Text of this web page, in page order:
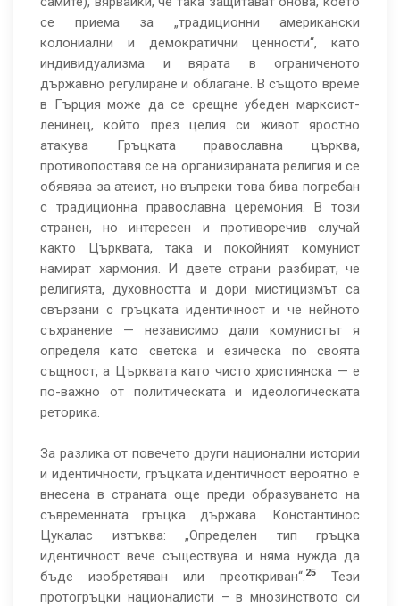
се приема за „традиционни американски
колониални и демократични ценности“, като
индивидуализма и вярата в ограниченото
държавно регулиране и облагане. В същото време
в Гърция може да се срещне убеден марксист-
ленинец, който през целия си живот яростно
атакува Гръцката православна църква,
противопоставя се на организираната религия и се
обявява за атеист, но въпреки това бива погребан
с традиционна православна церемония. В този
странен, но интересен и противоречив случай
както Църквата, така и покойният комунист
намират хармония. И двете страни разбират, че
религията, духовността и дори мистицизмът са
свързани с гръцката идентичност и че нейното
съхранение — независимо дали комунистът я
определя като светска и езическа по своята
същност, а Църквата като чисто християнска — е
по-важно от политическата и идеологическата
реторика.
За разлика от повечето други национални истории
и идентичности, гръцката идентичност вероятно е
внесена в страната още преди образуването на
съвременната гръцка държава. Константинос
Цукалас изтъква: „Определен тип гръцка
идентичност вече съществува и няма нужда да
бъде изобретяван или преоткриван“.25
Тези
протогръцки националисти – в мнозинството си